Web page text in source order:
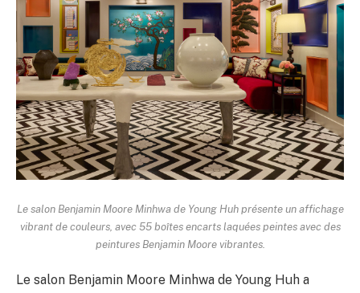
Le salon Benjamin Moore Minhwa de Young Huh présente un affichage
vibrant de couleurs, avec 55 boîtes encarts laquées peintes avec des
peintures Benjamin Moore vibrantes.
Le salon Benjamin Moore Minhwa de Young Huh a